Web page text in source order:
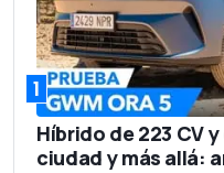
1
Híbrido de 223 CV
ciudad y más allá: